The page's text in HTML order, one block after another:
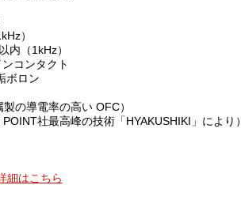
）
（1kHz）
コンタクト
ボロン
の導電率の高い OFC）
社最高峰の技術「HYAKUSHIKI」により）
細はこちら